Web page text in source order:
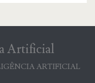
Artificial
ARTIFICIAL